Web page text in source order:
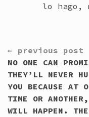
lo hago,
CONTINUE
READING
← previous post
NO ONE CAN
THEY’LL NEVER
YOU BECAUSE AT
TIME OR
WILL HAPPEN. THE